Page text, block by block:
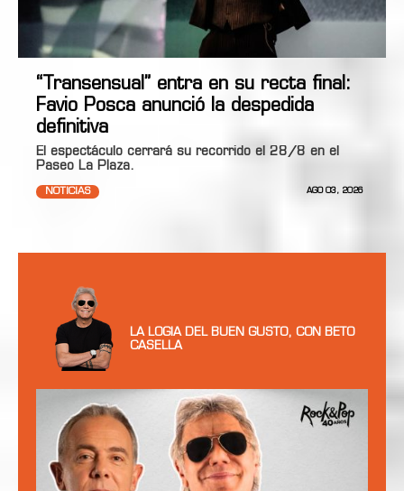
“Transensual” entra en su recta final:
Favio Posca anunció la despedida
definitiva
El espectáculo cerrará su recorrido el 28/8 en el
Paseo La Plaza.
NOTICIAS AGO 03, 2026
LA LOGIA DEL BUEN GUSTO, CON BETO
CASELLA